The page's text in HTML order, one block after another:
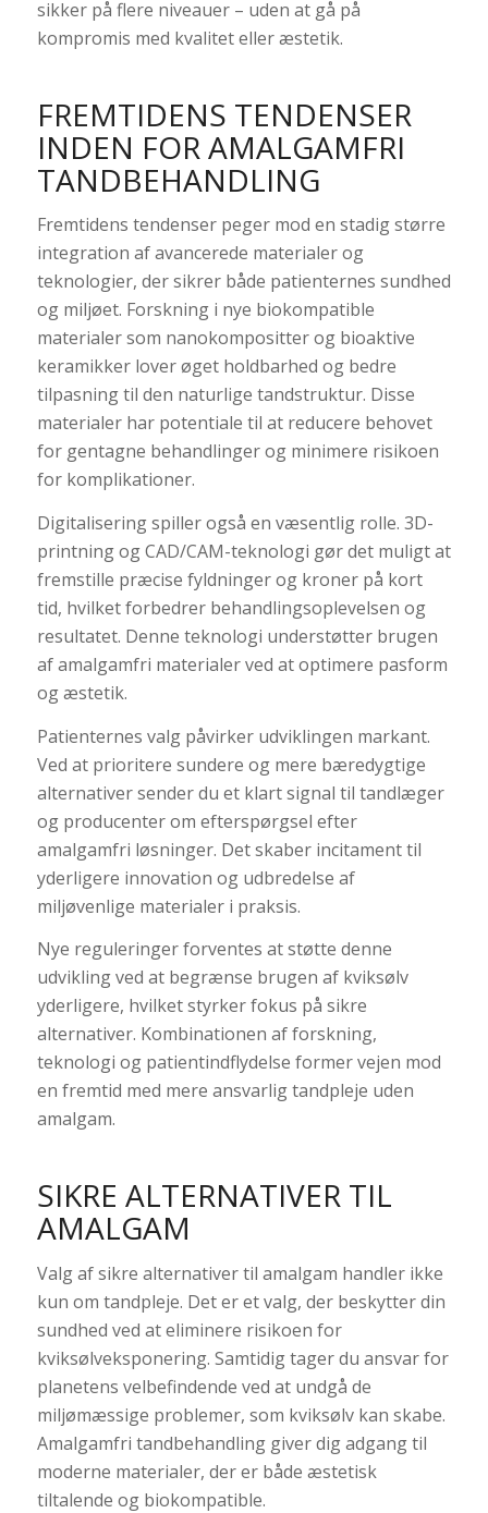
sikker på flere niveauer – uden at gå på
kompromis med kvalitet eller æstetik.
FREMTIDENS TENDENSER
INDEN FOR AMALGAMFRI
TANDBEHANDLING
Fremtidens tendenser peger mod en stadig større
integration af avancerede materialer og
teknologier, der sikrer både patienternes sundhed
og miljøet. Forskning i nye biokompatible
materialer som nanokompositter og bioaktive
keramikker lover øget holdbarhed og bedre
tilpasning til den naturlige tandstruktur. Disse
materialer har potentiale til at reducere behovet
for gentagne behandlinger og minimere risikoen
for komplikationer.
Digitalisering spiller også en væsentlig rolle. 3D-
printning og CAD/CAM-teknologi gør det muligt at
fremstille præcise fyldninger og kroner på kort
tid, hvilket forbedrer behandlingsoplevelsen og
resultatet. Denne teknologi understøtter brugen
af amalgamfri materialer ved at optimere pasform
og æstetik.
Patienternes valg påvirker udviklingen markant.
Ved at prioritere sundere og mere bæredygtige
alternativer sender du et klart signal til tandlæger
og producenter om efterspørgsel efter
amalgamfri løsninger. Det skaber incitament til
yderligere innovation og udbredelse af
miljøvenlige materialer i praksis.
Nye reguleringer forventes at støtte denne
udvikling ved at begrænse brugen af kviksølv
yderligere, hvilket styrker fokus på sikre
alternativer. Kombinationen af forskning,
teknologi og patientindflydelse former vejen mod
en fremtid med mere ansvarlig tandpleje uden
amalgam.
SIKRE ALTERNATIVER TIL
AMALGAM
Valg af sikre alternativer til amalgam handler ikke
kun om tandpleje. Det er et valg, der beskytter din
sundhed ved at eliminere risikoen for
kviksølveksponering. Samtidig tager du ansvar for
planetens velbefindende ved at undgå de
miljømæssige problemer, som kviksølv kan skabe.
Amalgamfri tandbehandling giver dig adgang til
moderne materialer, der er både æstetisk
tiltalende og biokompatible.